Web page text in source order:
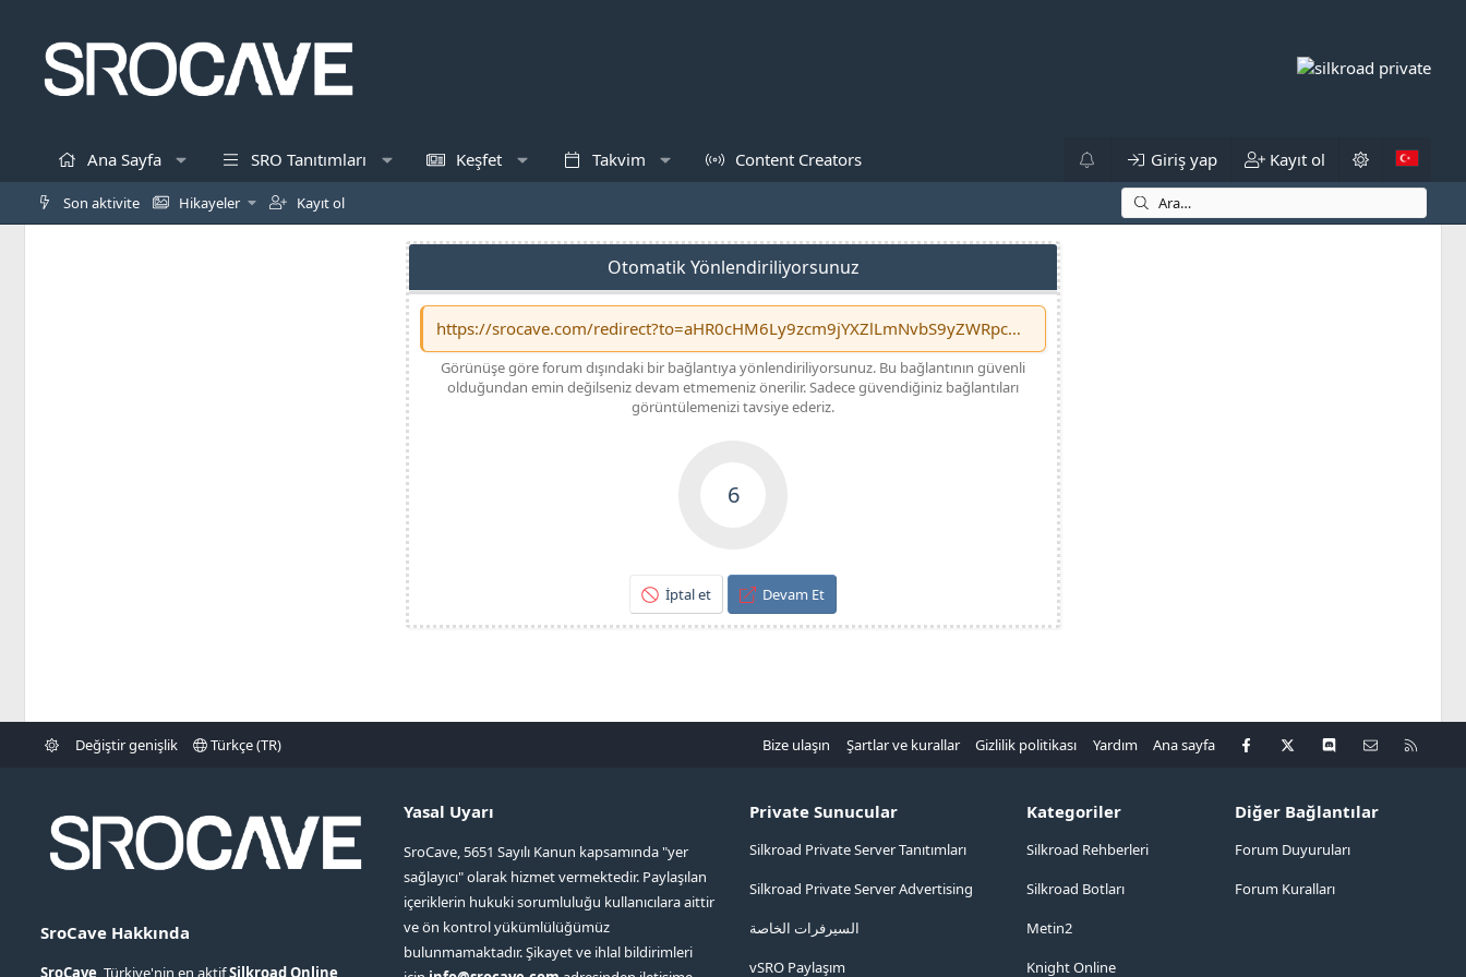
Ana Sayfa SRO Tanıtımları Keşfet Takvim Content Creators Giriş yap Kayıt ol
Son aktivite Hikayeler Kayıt ol
Otomatik Yönlendiriliyorsunuz
https://srocave.com/redirect?to=aHR0cHM6Ly9zcm9jYXZlLmNvbS9yZWRpcmVjdD90bz1hSFIwY0hNNkx5OXpjbTlqWVhabExtTnZiUzl5WldScGNtVmpkRDkwYnoxaFNGSXdZMGhOTmt4NU9XdGhXRTVxWWpOS2EweHRaRzVNTVZaNFRXcHJlVlJVVGtOa1ZtODk=
Görünüşe göre forum dışındaki bir bağlantıya yönlendiriliyorsunuz. Bu bağlantının güvenli
olduğundan emin değilseniz devam etmemeniz önerilir. Sadece güvendiğiniz bağlantıları
görüntülemenizi tavsiye ederiz.
6
İptal et Devam Et
Değiştir genişlik Türkçe (TR) Bize ulaşın Şartlar ve kurallar Gizlilik politikası Yardım Ana sayfa Facebook
X Discord Bize ulaşın
SroCave Hakkında
SroCave , Türkiye'nin en aktifSilkroad Online
Yasal Uyarı
SroCave, 5651 Sayılı Kanun kapsamında "yer
sağlayıcı" olarak hizmet vermektedir. Paylaşılan
içeriklerin hukuki sorumluluğu kullanıcılara aittir
ve ön kontrol yükümlülüğümüz
bulunmamaktadır. Şikayet ve ihlal bildirimleri
Private Sunucular
Silkroad Private Server Tanıtımları
Silkroad Private Server Advertising
السيرفرات الخاصة
vSRO Paylaşım
Kategoriler
Silkroad Rehberleri
Silkroad Botları
Metin2
Knight Online
Diğer Bağlantılar
Forum Duyuruları
Forum Kuralları